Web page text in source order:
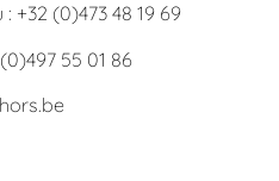
+32 (0)473 48 19 69
55 01 86